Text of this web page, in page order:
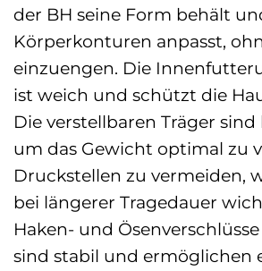
der BH seine Form behält
Körperkonturen anpasst,
einzuengen. Die
ist weich und schützt die
Die verstellbaren Träger
um das Gewicht optimal zu
Druckstellen zu vermeiden,
bei längerer Tragedauer
Haken- und
sind stabil und ermöglichen